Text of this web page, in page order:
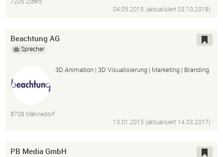
04.05.2015 (aktualisiert03.10.2018)
Beachtung AG
Sprecher
3D Animation | 3D Visualisierung | Marketing | Branding
8708 Männedorf
13.01.2015 (aktualisiert 14.03.2017)
PB Media GmbH